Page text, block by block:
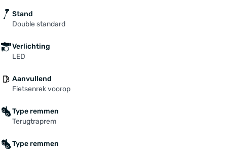
Stand
Double standard
Verlichting
LED
Aanvullend
Fietsenrek voorop
Type remmen
Terugtraprem
Type remmen